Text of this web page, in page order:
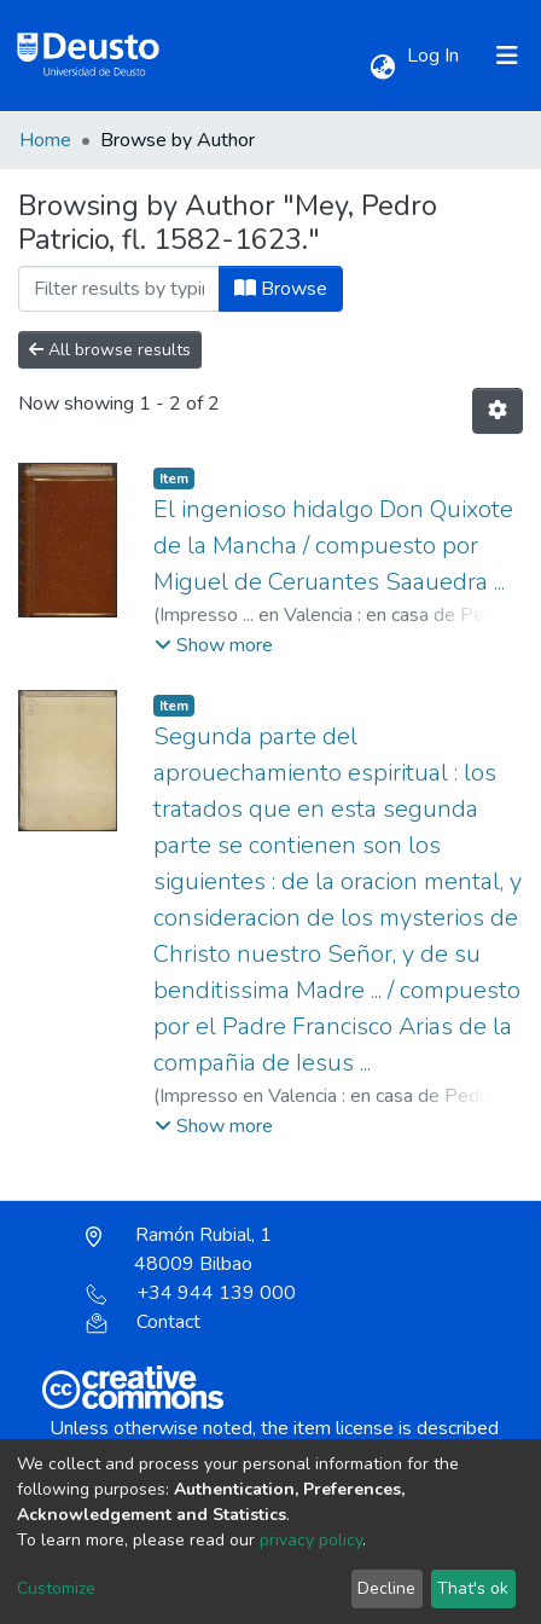
Log In (current)
All of DSpace
Home Browse by Author
Browsing by Author "Mey, Pedro
Patricio, fl. 1582-1623."
Browse
All browse results
Now showing 1 - 2 of 2
Item
El ingenioso hidalgo Don Quixote
de la Mancha / compuesto por
Miguel de Ceruantes Saauedra ...
(Impresso ... en Valencia : en casa de Pedro
Patricio Mey ... : A costa de Iusepe Ferrer
Saavedra, Miguel de, 1547-1616.
Josep, fl. s.XVII.;Mey, Pedro Patricio, fl.
1582-1623.
Show more
Item
Segunda parte del
aprouechamiento espiritual : los
tratados que en esta segunda
parte se contienen son los
siguientes : de la oracion mental, y
consideracion de los mysterios de
Christo nuestro Señor, y de su
benditissima Madre ... / compuesto
por el Padre Francisco Arias de la
compañia de Iesus ...
(Impresso en Valencia : en casa de Pedro
Patricio Mey ...,
Show more
Ramón Rubial, 1
48009 Bilbao
+34 944 139 000
Contact
Unless otherwise noted, the item license is described
Creative Commons Attribution-NonCommercial-
copyright © 2002-2026 LYRASIS
Cookie settings Send Feedback
We collect and process your personal information for the
following purposes: Authentication, Preferences,
Acknowledgement and Statistics.
To learn more, please read our privacy policy.
Customize Decline That's ok